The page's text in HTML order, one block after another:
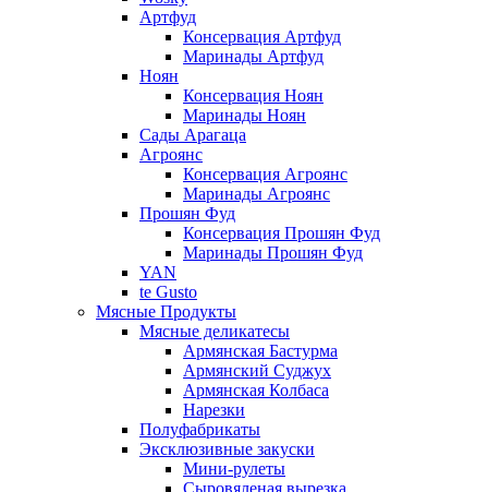
Артфуд
Консервация Артфуд
Маринады Артфуд
Ноян
Консервация Ноян
Маринады Ноян
Сады Арагаца
Агроянс
Консервация Агроянс
Маринады Агроянс
Прошян Фуд
Консервация Прошян Фуд
Маринады Прошян Фуд
YAN
te Gusto
Мясные Продукты
Мясные деликатесы
Армянская Бастурма
Армянский Суджух
Армянская Колбаса
Нарезки
Полуфабрикаты
Эксклюзивные закуски
Мини-рулеты
Сыровяленая вырезка